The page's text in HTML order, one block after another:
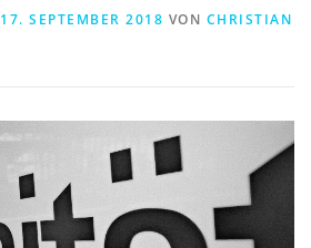
17. SEPTEMBER 2018 VON CHRISTIAN